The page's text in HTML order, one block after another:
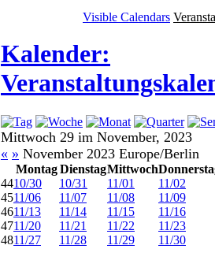
Visible Calendars
Kalender:
Mittwoch 29 im November, 2023
« » November 2023 Europe/Berlin
Montag DienstagMittwoch
4410/30 10/31 11/01
11/02
4511/06 11/07 11/08
11/09
4611/13 11/14 11/15
11/16
4711/20 11/21 11/22
11/23
4811/27 11/28 11/29 11/30